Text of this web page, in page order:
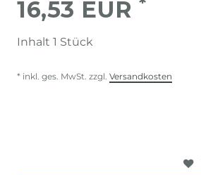
16,53 EUR
Inhalt 1 Stück
* inkl. ges. MwSt. zzgl. Versandkosten